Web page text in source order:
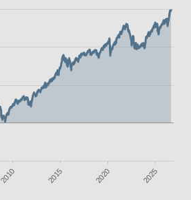
2010 2015 2020 2025